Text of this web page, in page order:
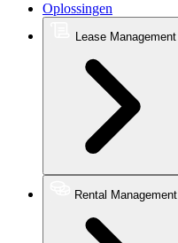
Oplossingen
Lease Management
Rental Management